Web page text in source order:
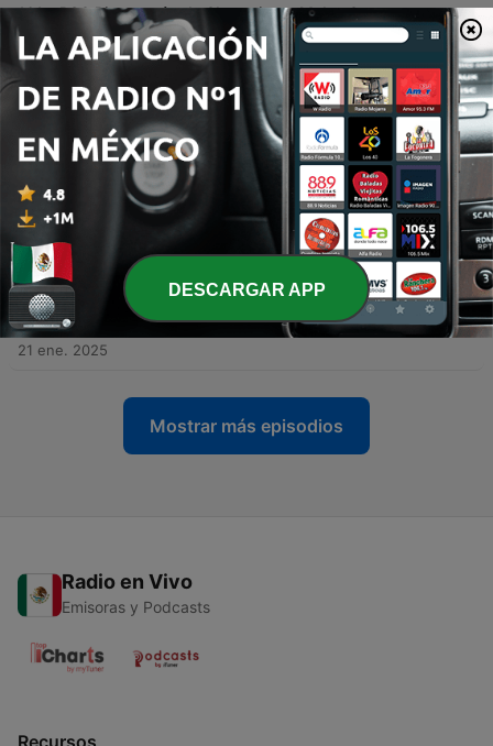
101 - PSG Bicampeón de Champions, Myles Garrett a
los Rams y AJ Brown a los Patriots
03 jun. 2026
100 -
Arsenal Campeón, Guardiola Deja al City, Xabi
Alonso al Chelsea y Mourinho Regresa al Real
Madrid
21 mayo 2026
99 - ¿Para quién es el Mundial de Fútbol de 2026?,
Florentino Pérez y Michael Carrick
18 mayo 2026
98 - Eagles vs Commanders y Chiefs vs Bills Por El
Pase Al Super Bowl, Real Madrid Nuevo Líder de La
Liga, Nueva Crisis del Manchester United
21 ene. 2025
Mostrar más episodios
Radio en Vivo
Emisoras y Podcasts
DESCARGAR APP